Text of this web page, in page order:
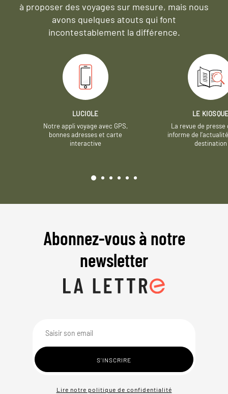
à proposer des voyages sur mesure, mais nous
avons quelques atouts qui font
incontestablement la différence.
LUCIOLE
Notre appli voyage avec GPS,
bonnes adresses et carte
interactive
LE
La revue de presse
informe de
destination
Abonnez-vous à notre
newsletter
Lire notre politique de confidentialité